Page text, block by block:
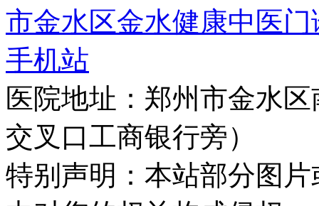
市金水区金水健康中医
手机站
医院地址：郑州市金水
交叉口工商银行旁）
特别声明：本站部分图